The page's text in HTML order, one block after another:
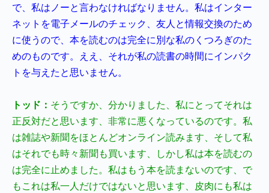
で、私はノーと言わなければなりません。私はインター
ネットを電子メールのチェック、友人と情報交換のため
に使うので、本を読むのは完全に別な私のくつろぎのた
めのものです。ええ、それが私の読書の時間にインパク
トを与えたと思いません。
トッド： そうですか、分かりました、私にとってそれは
正反対だと思います、非常に悪くなっているのです。私
は雑誌や新聞をほとんどオンライン読みます、そして私
はそれでも時々新聞も買います、しかし私は本を読むの
は完全に止めました。私はもう本を読まないのです、で
もこれは私一人だけではないと思います、皮肉にも私は